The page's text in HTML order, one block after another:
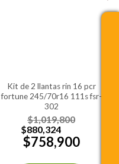
kit de 2 llantas rin 16 pcr
fortune 245/70r16 111s fsr-
302
$1,019,800
$880,324
$758,900